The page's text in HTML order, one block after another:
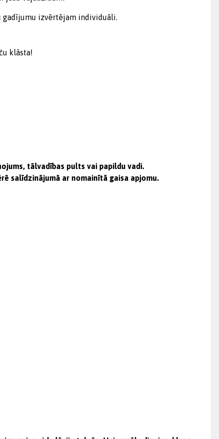
gadījumu izvērtējam individuāli.
klāsta!
tālvadības pults vai papildu vadi.
salīdzinājumā ar nomainītā gaisa apjomu.